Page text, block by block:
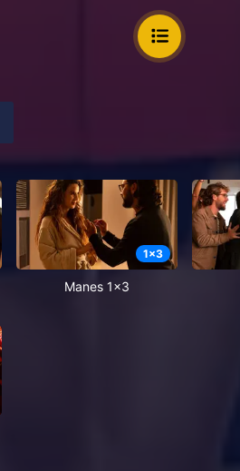
1x3
Manes 1x3